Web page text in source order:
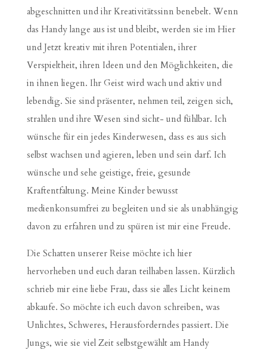
abgeschnitten und ihr Kreativitätssinn benebelt. Wenn
das Handy lange aus ist und bleibt, werden sie im Hier
und Jetzt kreativ mit ihren Potentialen, ihrer
Verspieltheit, ihren Ideen und den Möglichkeiten, die
in ihnen liegen. Ihr Geist wird wach und aktiv und
lebendig. Sie sind präsenter, nehmen teil, zeigen sich,
strahlen und ihre Wesen sind sicht- und fühlbar. Ich
wünsche für ein jedes Kinderwesen, dass es aus sich
selbst wachsen und agieren, leben und sein darf. Ich
wünsche und sehe geistige, freie, gesunde
Kraftentfaltung. Meine Kinder bewusst
medienkonsumfrei zu begleiten und sie als unabhängig
davon zu erfahren und zu spüren ist mir eine Freude.
Die Schatten unserer Reise möchte ich hier
hervorheben und euch daran teilhaben lassen. Kürzlich
schrieb mir eine liebe Frau, dass sie alles Licht keinem
abkaufe. So möchte ich euch davon schreiben, was
Unlichtes, Schweres, Herausforderndes passiert. Die
Jungs, wie sie viel Zeit selbstgewählt am Handy